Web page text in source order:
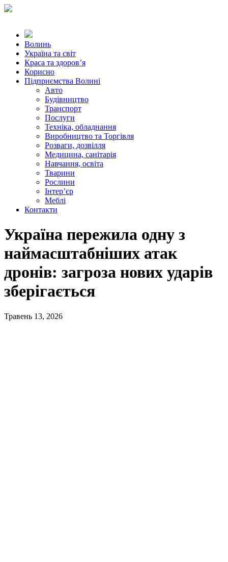
Волинь
Україна та світ
Краса та здоров’я
Корисно
Підприємства Волині
Авто
Будівництво
Транспорт
Послуги
Техніка, обладнання
Виробництво та Торгівля
Розваги, дозвілля
Медицина, санітарія
Навчання, освіта
Тварини
Рослини
Інтер’єр
Меблі
Контакти
Україна пережила одну з
наймасштабніших атак
дронів: загроза нових ударів
зберігається
Травень 13, 2026